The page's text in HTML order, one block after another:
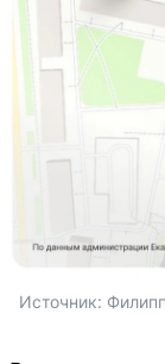
Источник: